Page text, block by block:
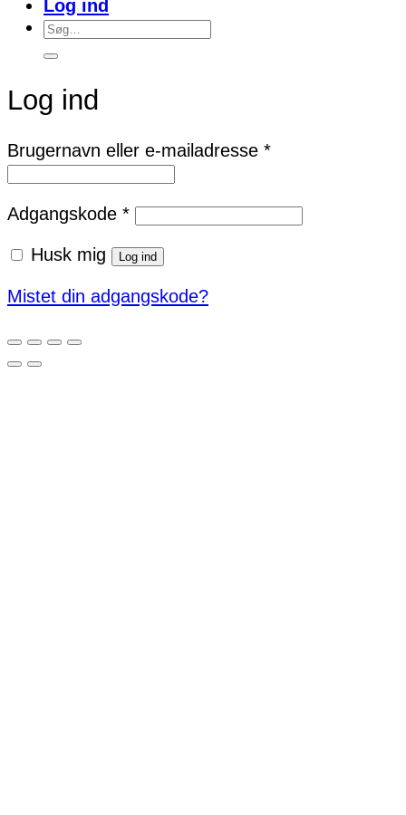
Log ind
Søg
Log ind
Brugernavn eller e-mailadresse *Påkrævet
Adgangskode *Påkrævet
Husk mig Log ind
Mistet din adgangskode?